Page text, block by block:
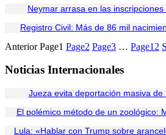
Neymar arrasa en las
Registro Civil: Más de 86 mil
Anterior Page1 Page2 Page3 … Page12
Noticias Internacionales
Jueza evita deportación masiva
El polémico método de un zoológico:
Lula: «Hablar con Trump sobre